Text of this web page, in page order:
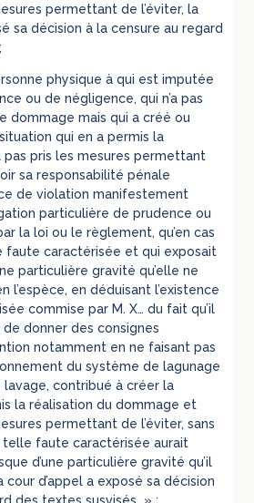
permettant de l’éviter, la
sa décision à la censure au regard
physique à qui est imputée
ou de négligence, qui n’a pas
dommage mais qui a créé ou
qui en a permis la
pas pris les mesures permettant
sa responsabilité pénale
de violation manifestement
particulière de prudence ou
la loi ou le règlement, qu’en cas
faute caractérisée et qui exposait
particulière gravité qu’elle ne
l’espèce, en déduisant l’existence
commise par M. X… du fait qu’il
de donner des consignes
notamment en ne faisant pas
du système de lagunage
lavage, contribué à créer la
la réalisation du dommage et
permettant de l’éviter, sans
telle faute caractérisée aurait
d’une particulière gravité qu’il
d’appel a exposé sa décision